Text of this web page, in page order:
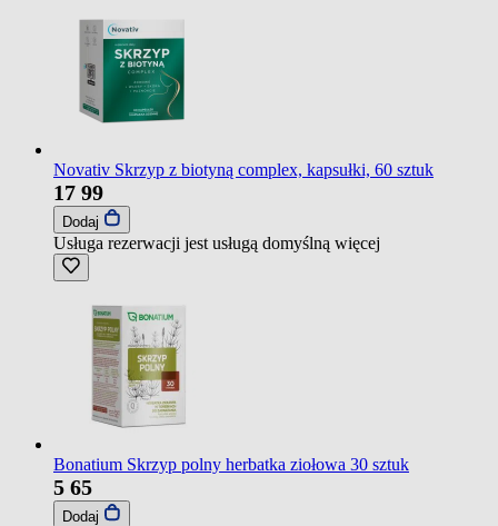
Novativ Skrzyp z biotyną complex, kapsułki, 60 sztuk
17 99
Dodaj
Usługa rezerwacji jest usługą domyślną więcej
Bonatium Skrzyp polny herbatka ziołowa 30 sztuk
5 65
Dodaj